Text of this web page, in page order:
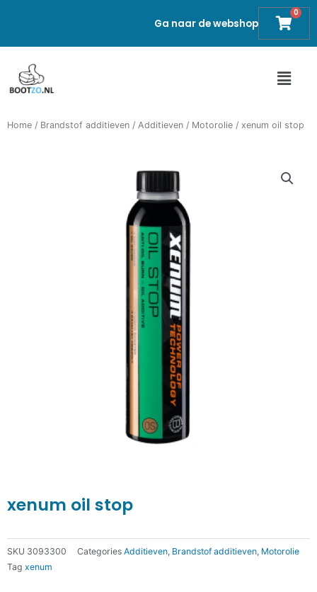
Ga naar de webshop
0
Cart
Main
Home / Brandstof additieven / Additieven / Motorolie / xenum oil stop
xenum oil stop
SKU 3093300 Categories Additieven, Brandstof additieven, Motorolie
Tag xenum